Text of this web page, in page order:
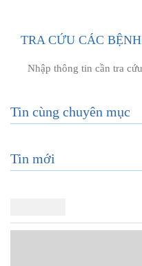
TRA CỨU CÁC BỆNH
Tin cùng chuyên mục
Tin mới